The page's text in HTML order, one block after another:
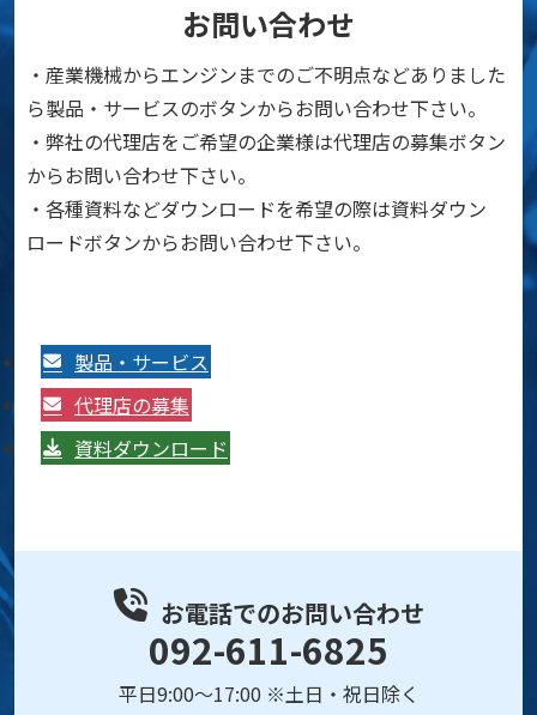
お問い合わせ
・産業機械からエンジンまでのご不明点などありました
ら製品・サービスのボタンからお問い合わせ下さい。
・弊社の代理店をご希望の企業様は代理店の募集ボタン
からお問い合わせ下さい。
・各種資料などダウンロードを希望の際は資料ダウン
ロードボタンからお問い合わせ下さい。
製品・サービス
代理店の募集
資料ダウンロード
お電話でのお問い合わせ
092-611-6825
平日9:00～17:00 ※土日・祝日除く